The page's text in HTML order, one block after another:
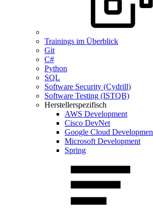
Trainings im Überblick
Git
C#
Python
SQL
Software Security (Cydrill)
Software Testing (ISTQB)
Herstellerspezifisch
AWS Development
Cisco DevNet
Google Cloud
Microsoft Development
Spring